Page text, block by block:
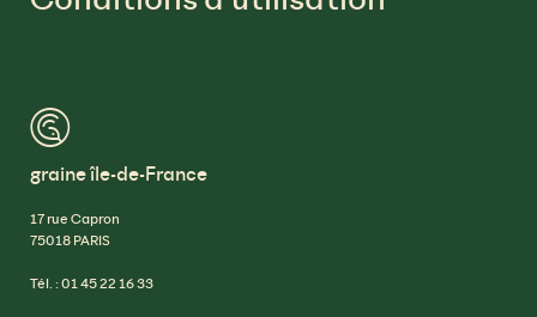
™
graine île-de-France
17 rue Capron
75018 PARIS
Tél. : 01 45 22 16 33